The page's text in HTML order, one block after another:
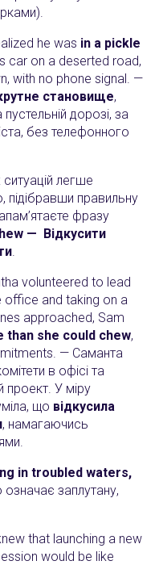
he was in a pickle
car on a deserted road,
with no phone signal. —
становище,
дорозі, за
без телефонного
легше
підібравши правильну
фразу
— Відкусити
.
volunteered to lead
and taking on a
approached, Sam
she could chew,
— Саманта
в офісі та
проект. У міру
що відкусила
, намагаючись
in troubled waters,
означає заплутану,
that launching a new
would be like